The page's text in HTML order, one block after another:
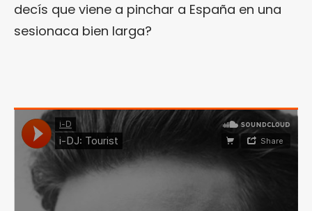
decís que viene a pinchar a España en una
sesionaca bien larga?